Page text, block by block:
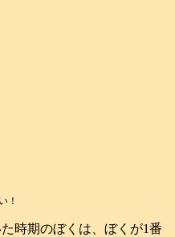
！
時期のぼくは、ぼくが1番